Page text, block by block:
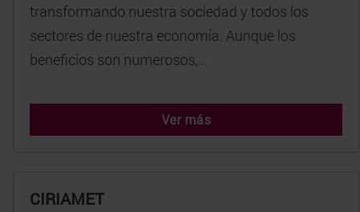
transformando nuestra sociedad y todos los
sectores de nuestra economía. Aunque los
beneficios son numerosos,...
Ver más
CIRIAMET